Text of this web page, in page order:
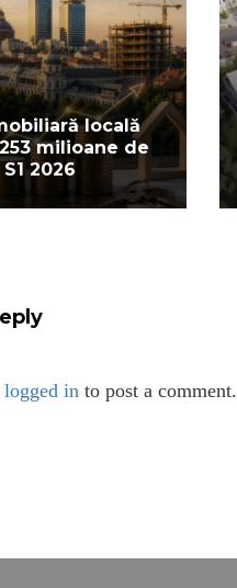
locală
milioane de
2026
logged in to post a comment.